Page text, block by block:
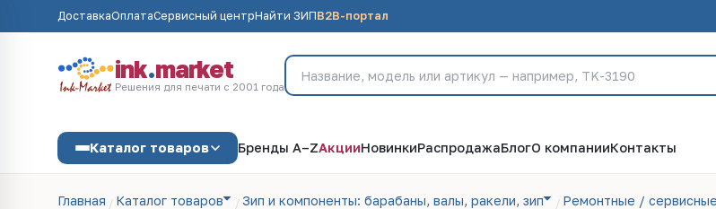
ДоставкаОплатаСервисный центрНайти ЗИПB2B-портал
ink.market
Решения для печати с 2001 года
Каталог товаров Бренды A–ZАкцииНовинкиРаспродажаБлогО компанииКонтакты
Главная Каталог товаров Зип и компоненты: барабаны, валы, ракели, зип Ремонтные /